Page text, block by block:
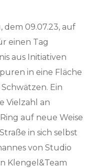
dem 09.07.23, auf
einen Tag
aus Initiativen
in eine Fläche
Ein
Vielzahl an
auf neue Weise
in sich selbst
von Studio
Klengel&Team